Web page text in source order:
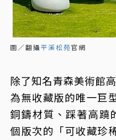
圖／翻攝平溪松苑官網
除了知名青森美術館
為無收藏版的唯一巨
銅鑄材質、踩著高蹺
個版次的「可收藏珍